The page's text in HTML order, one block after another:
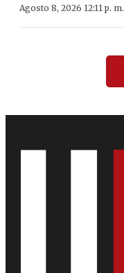
Agosto 8, 2026 12:11 p. m.